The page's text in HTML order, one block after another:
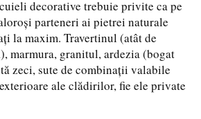
decorative trebuie privite ca pe
parteneri ai pietrei naturale
la maxim. Travertinul (atât de
marmura, granitul, ardezia (bogat
zeci, sute de combinații valabile
ale clădirilor, fie ele private